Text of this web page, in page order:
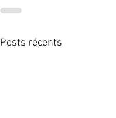
Posts récents